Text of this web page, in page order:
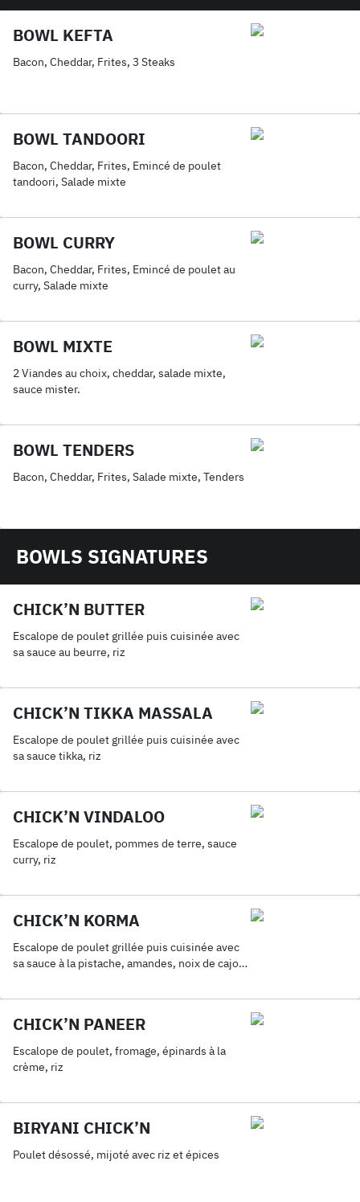
BOWL KEFTA
Bacon, Cheddar, Frites, 3 Steaks
BOWL TANDOORI
Bacon, Cheddar, Frites, Emincé de poulet
tandoori, Salade mixte
BOWL CURRY
Bacon, Cheddar, Frites, Emincé de poulet au
curry, Salade mixte
BOWL MIXTE
2 Viandes au choix, cheddar, salade mixte,
sauce mister.
BOWL TENDERS
Bacon, Cheddar, Frites, Salade mixte, Tenders
BOWLS SIGNATURES
CHICK’N BUTTER
Escalope de poulet grillée puis cuisinée avec
sa sauce au beurre, riz
CHICK’N TIKKA MASSALA
Escalope de poulet grillée puis cuisinée avec
sa sauce tikka, riz
CHICK’N VINDALOO
Escalope de poulet, pommes de terre, sauce
curry, riz
CHICK’N KORMA
Escalope de poulet grillée puis cuisinée avec
sa sauce à la pistache, amandes, noix de cajou
CHICK’N PANEER
Escalope de poulet, fromage, épinards à la
crème, riz
BIRYANI CHICK’N
Poulet désossé, mijoté avec riz et épices